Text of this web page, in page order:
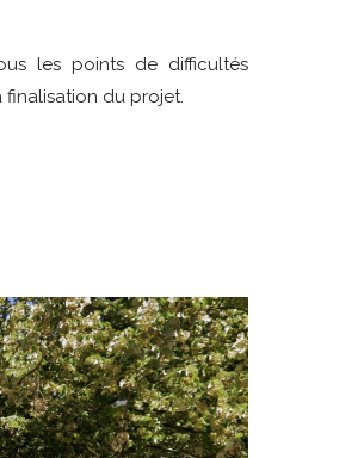
les points de difficultés
du projet.